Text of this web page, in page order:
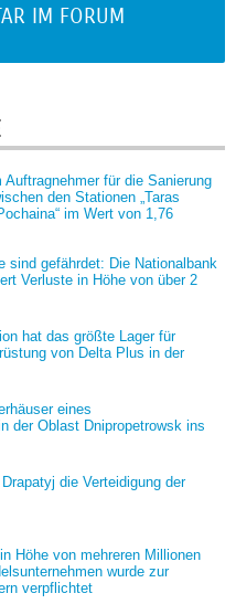
IM FORUM
für die Sanierung
den Stationen „Taras
im Wert von 1,76
sind gefährdet: Die Nationalbank
Verluste in Höhe von über 2
hat das größte Lager für
von Delta Plus in der
eines
der Oblast Dnipropetrowsk ins
die Verteidigung der
Höhe von mehreren Millionen
wurde zur
verpflichtet